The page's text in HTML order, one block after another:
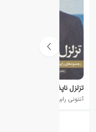
تزلزل ناپذیر
آنتونی رابینز